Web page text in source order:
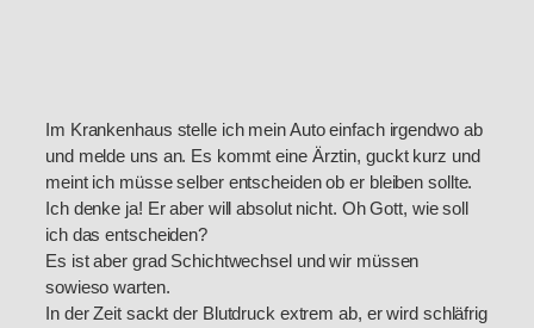
Im Krankenhaus stelle ich mein Auto einfach irgendwo ab
und melde uns an. Es kommt eine Ärztin, guckt kurz und
meint ich müsse selber entscheiden ob er bleiben sollte.
Ich denke ja! Er aber will absolut nicht. Oh Gott, wie soll
ich das entscheiden?
Es ist aber grad Schichtwechsel und wir müssen
sowieso warten.
In der Zeit sackt der Blutdruck extrem ab, er wird schläfrig